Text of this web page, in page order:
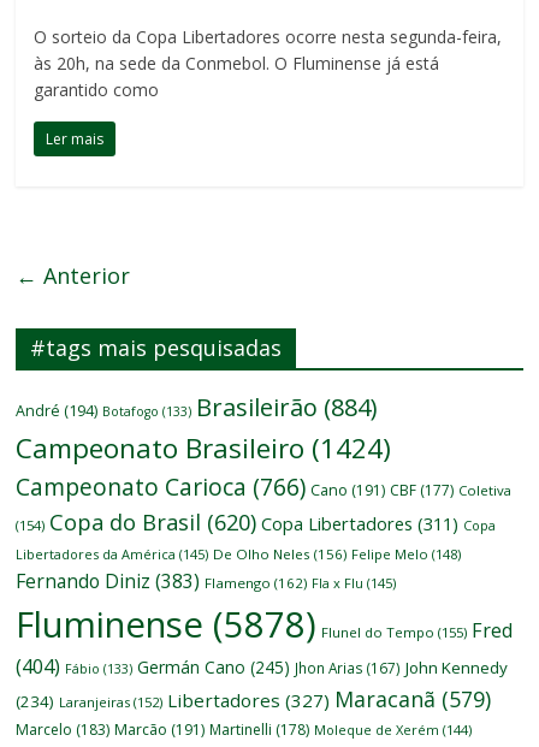
O sorteio da Copa Libertadores ocorre nesta segunda-feira,
às 20h, na sede da Conmebol. O Fluminense já está
garantido como
Ler mais
← Anterior
#tags mais pesquisadas
André (194) Botafogo (133) Brasileirão (884)
Campeonato Brasileiro (1424)
Campeonato Carioca (766) Cano (191) CBF (177) Coletiva
(154) Copa do Brasil (620) Copa Libertadores (311) Copa
Libertadores da América (145) De Olho Neles (156) Felipe Melo (148)
Fernando Diniz (383) Flamengo (162) Fla x Flu (145)
Fluminense (5878) Flunel do Tempo (155) Fred
(404) Fábio (133) Germán Cano (245) Jhon Arias (167) John Kennedy
(234) Laranjeiras (152) Libertadores (327) Maracanã (579)
Marcelo (183) Marcão (191) Martinelli (178) Moleque de Xerém (144)